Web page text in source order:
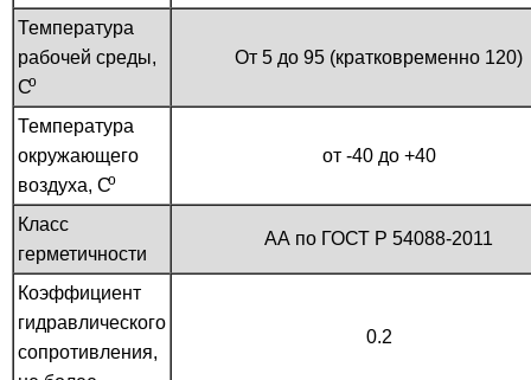
Температура
рабочей среды,
Сo
От 5 до 95 (кратковременно 120)
Температура
окружающего
воздуха, Сo
от -40 до +40
Класс
герметичности
АА по ГОСТ Р 54088-2011
Коэффициент
гидравлического
сопротивления,
0.2